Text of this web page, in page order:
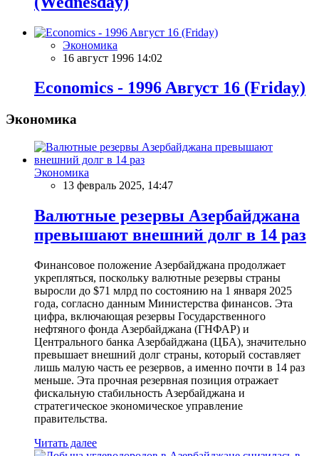
Экономика
16 август 1996 14:02
Economics - 1996 Aвгуст 16 (Friday)
Экономика
Экономика
13 февраль 2025, 14:47
Валютные резервы Азербайджана
превышают внешний долг в 14 раз
Финансовое положение Азербайджана продолжает
укрепляться, поскольку валютные резервы страны
выросли до $71 млрд по состоянию на 1 января 2025
года, согласно данным Министерства финансов. Эта
цифра, включающая резервы Государственного
нефтяного фонда Азербайджана (ГНФАР) и
Центрального банка Азербайджана (ЦБА), значительно
превышает внешний долг страны, который составляет
лишь малую часть ее резервов, а именно почти в 14 раз
меньше. Эта прочная резервная позиция отражает
фискальную стабильность Азербайджана и
стратегическое экономическое управление
правительства.
Читать далее